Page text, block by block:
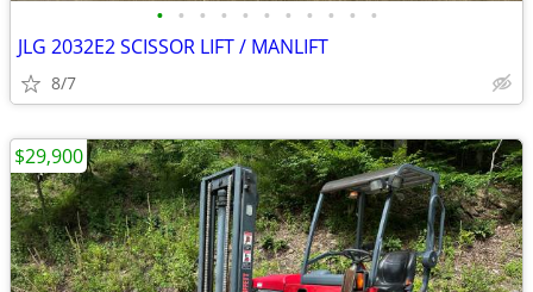
• • • • • • • • • • •
JLG 2032E2 SCISSOR LIFT / MANLIFT
8/7
$29,900